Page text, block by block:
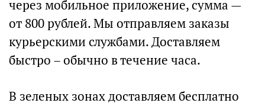
через мобильное приложение, сумма —
от 800 рублей. Мы отправляем заказы
курьерскими службами. Доставляем
быстро – обычно в течение часа.
В зеленых зонах доставляем бесплатно